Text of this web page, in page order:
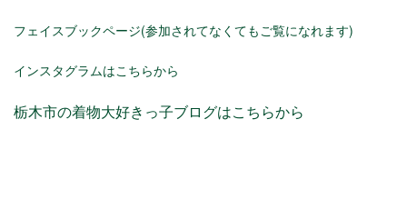
フェイスブックページ(参加されてなくてもご覧になれます)
インスタグラムはこちらから
栃木市の着物大好きっ子ブログはこちらから